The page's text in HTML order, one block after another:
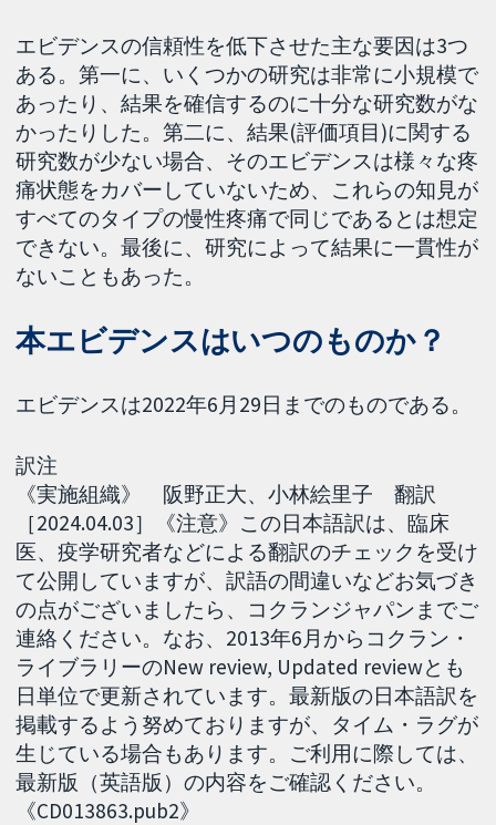
エビデンスの信頼性を低下させた主な要因は3つ
ある。第一に、いくつかの研究は非常に小規模で
あったり、結果を確信するのに十分な研究数がな
かったりした。第二に、結果(評価項目)に関する
研究数が少ない場合、そのエビデンスは様々な疼
痛状態をカバーしていないため、これらの知見が
すべてのタイプの慢性疼痛で同じであるとは想定
できない。最後に、研究によって結果に一貫性が
ないこともあった。
本エビデンスはいつのものか？
エビデンスは2022年6月29日までのものである。
訳注
《実施組織》 阪野正大、小林絵里子 翻訳
［2024.04.03］《注意》この日本語訳は、臨床
医、疫学研究者などによる翻訳のチェックを受け
て公開していますが、訳語の間違いなどお気づき
の点がございましたら、コクランジャパンまでご
連絡ください。なお、2013年6月からコクラン・
ライブラリーのNew review, Updated reviewとも
日単位で更新されています。最新版の日本語訳を
掲載するよう努めておりますが、タイム・ラグが
生じている場合もあります。ご利用に際しては、
最新版（英語版）の内容をご確認ください。
《CD013863.pub2》